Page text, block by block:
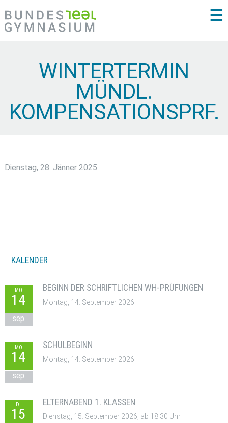
☰
WINTERTERMIN
MÜNDL.
KOMPENSATIONSPRF.
Dienstag, 28. Jänner 2025
KALENDER
MO
14
sep
BEGINN DER SCHRIFTLICHEN WH-PRÜFUNGEN
Montag, 14. September 2026
MO
14
sep
SCHULBEGINN
Montag, 14. September 2026
DI
15
ELTERNABEND 1. KLASSEN
Dienstag, 15. September 2026, ab 18:30 Uhr